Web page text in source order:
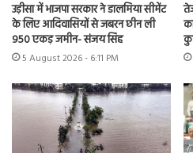
उड़ीसा में भाजपा सरकार ने डालमिया सीमेंट
के लिए आदिवासियों से जबरन छीन ली
950 एकड़ जमीन- संजय सिंह
5 August 2026 - 6:11 PM